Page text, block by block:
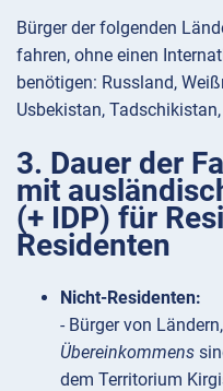
Bürger der folgenden
fahren, ohne einen
benötigen: Russland,
Usbekistan, Tadschikistan,
3. Dauer der
mit
(+ IDP) für
Residenten
Nicht-Residenten:
- Bürger von
Übereinkommens
dem Territorium